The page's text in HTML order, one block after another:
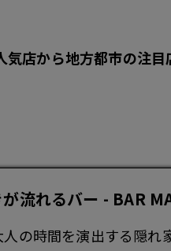
店から地方都市の注
流れるバー - BAR
人の時間を演出する隠れ